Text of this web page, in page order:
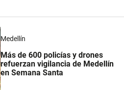
Medellín
Más de 600 policías y drones
refuerzan vigilancia de Medellín
en Semana Santa